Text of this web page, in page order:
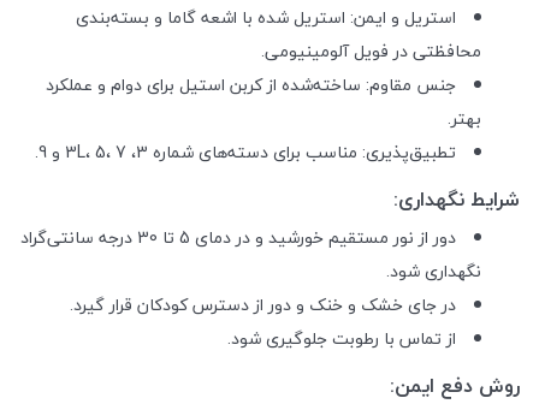
استریل و ایمن: استریل شده با اشعه گاما و بسته‌بندی
محافظتی در فویل آلومینیومی.
جنس مقاوم: ساخته‌شده از کربن استیل برای دوام و عملکرد
بهتر.
تطبیق‌پذیری: مناسب برای دسته‌های شماره 3، 3L، 5، 7 و 9.
شرایط نگهداری:
دور از نور مستقیم خورشید و در دمای 5 تا 30 درجه سانتی‌گراد
نگهداری شود.
در جای خشک و خنک و دور از دسترس کودکان قرار گیرد.
از تماس با رطوبت جلوگیری شود.
روش دفع ایمن: